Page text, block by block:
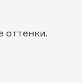
оттенки.